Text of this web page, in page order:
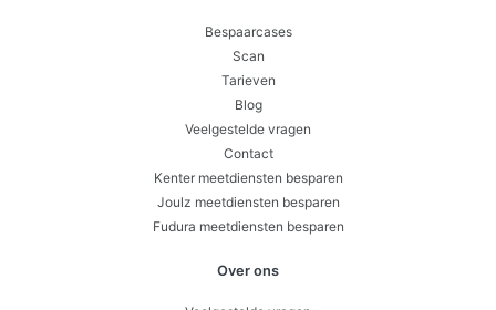
Bespaarcases
Scan
Tarieven
Blog
Veelgestelde vragen
Contact
Kenter meetdiensten besparen
Joulz meetdiensten besparen
Fudura meetdiensten besparen
Over ons